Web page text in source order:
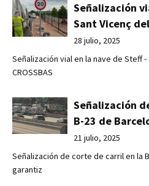
Señalización
Sant Vicenç
28 julio, 2025
Señalización vial en la nave de Steff
CROSSBAS
Señalización
B-23 de
21 julio, 2025
Señalización de corte de carril en la
garantiz